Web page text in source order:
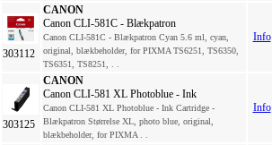
303112
CANON
Canon CLI-581C - Blækpatron
Canon CLI-581C - Blækpatron Cyan 5.6 ml, cyan,
original, blækbeholder, for PIXMA TS6251, TS6350,
TS6351, TS8251, . .
Info
303125
CANON
Canon CLI-581 XL Photoblue - Ink
Canon CLI-581 XL Photoblue - Ink Cartridge -
Blækpatron Størrelse XL, photo blue, original,
blækbeholder, for PIXMA . .
Info